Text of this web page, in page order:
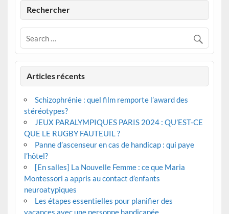
Rechercher
Articles récents
Schizophrénie : quel film remporte l’award des
stéréotypes?
JEUX PARALYMPIQUES PARIS 2024 : QU’EST-CE
QUE LE RUGBY FAUTEUIL ?
Panne d’ascenseur en cas de handicap : qui paye
l’hôtel?
[En salles] La Nouvelle Femme : ce que Maria
Montessori a appris au contact d’enfants
neuroatypiques
Les étapes essentielles pour planifier des
vacances avec une personne handicapée